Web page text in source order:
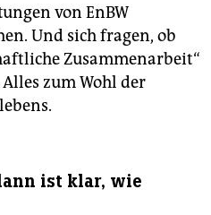
von EnBW
Und sich fragen, ob
Zusammenarbeit“
zum Wohl der
ist klar, wie